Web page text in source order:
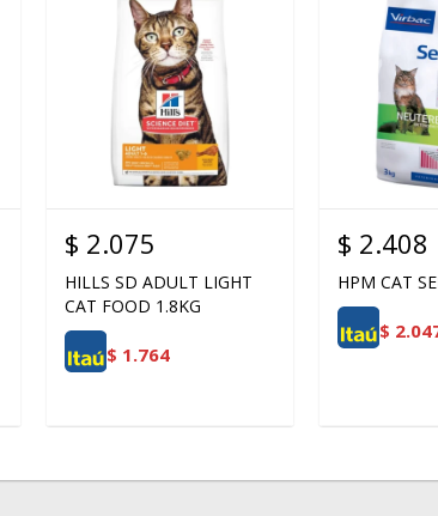
$ 2.075
HILLS SD ADULT LIGHT
CAT FOOD 1.8KG
$ 1.764
$ 2.408
HPM CAT
$